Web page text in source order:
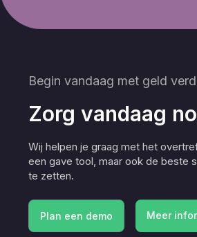
Begin vandaag met geld
Zorg vandaag
Wij helpen je graag met het
een gave tool, maar ook de beste
te zetten.
Plan een demo
Plan een demo
Meer
Meer